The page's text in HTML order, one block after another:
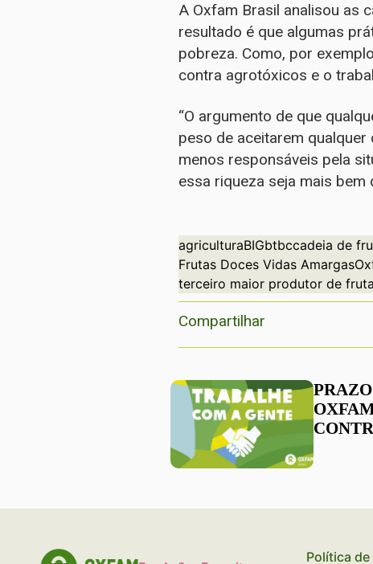
A Oxfam Brasil analisou as
resultado é que algumas
pobreza. Como, por
contra agrotóxicos e o
“O argumento de que
peso de aceitarem
menos responsáveis pela
essa riqueza seja mais bem
agriculturaBIGbtbccadeia de
Frutas Doces Vidas Amargas
terceiro maior produtor de
Compartilhar
Política